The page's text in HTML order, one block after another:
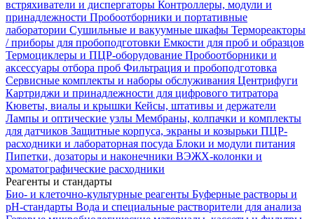
встряхиватели и диспергаторы Контроллеры, модули и
принадлежности Пробоотборники и портативные
лаборатории Сушильные и вакуумные шкафы Термореакторы
/ приборы для пробоподготовки Емкости для проб и образцов
Термоциклеры и ПЦР-оборудование Пробоотборники и
аксессуары отбора проб Фильтрация и пробоподготовка
Сервисные комплекты и наборы обслуживания Центрифуги
Картриджи и принадлежности для цифрового титратора
Кюветы, виалы и крышки Кейсы, штативы и держатели
Лампы и оптические узлы Мембраны, колпачки и комплекты
для датчиков Защитные корпуса, экраны и козырьки ПЦР-
расходники и лабораторная посуда Блоки и модули питания
Пипетки, дозаторы и наконечники ВЭЖХ-колонки и
хроматографические расходники
Реагенты и стандарты
Био- и клеточно-культурные реагенты Буферные растворы и
pH-стандарты Вода и специальные растворители для анализа